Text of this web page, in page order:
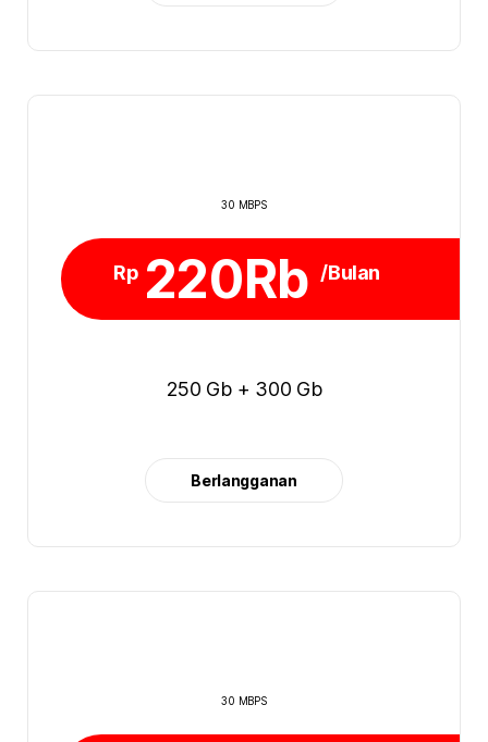
30 MBPS
Rp 220Rb /Bulan
250 Gb + 300 Gb
Berlangganan
30 MBPS